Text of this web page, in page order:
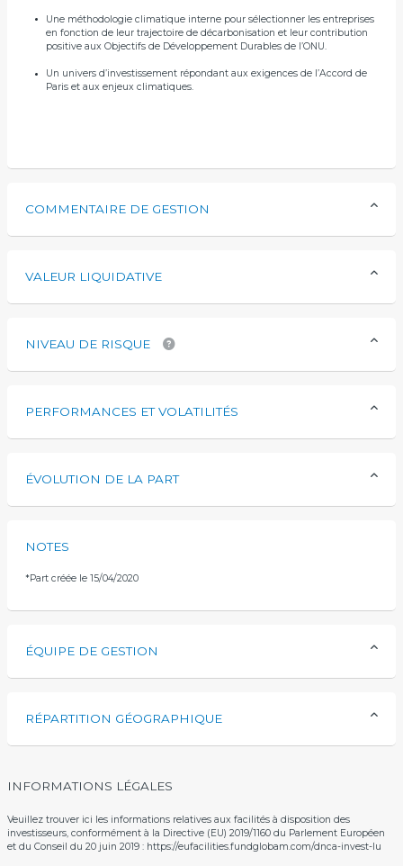
Une méthodologie climatique interne pour sélectionner les entreprises
en fonction de leur trajectoire de décarbonisation et leur contribution
positive aux Objectifs de Développement Durables de l’ONU.
Un univers d’investissement répondant aux exigences de l’Accord de
Paris et aux enjeux climatiques.
COMMENTAIRE DE GESTION
VALEUR LIQUIDATIVE
NIVEAU DE RISQUE
PERFORMANCES ET VOLATILITÉS
ÉVOLUTION DE LA PART
NOTES
*Part créée le 15/04/2020
ÉQUIPE DE GESTION
RÉPARTITION GÉOGRAPHIQUE
INFORMATIONS LÉGALES
Veuillez trouver ici les informations relatives aux facilités à disposition des
investisseurs, conformément à la Directive (EU) 2019/1160 du Parlement Européen
et du Conseil du 20 juin 2019 : https://eufacilities.fundglobam.com/dnca-invest-lu